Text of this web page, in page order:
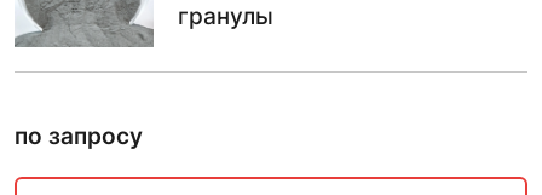
гранулы
по запросу